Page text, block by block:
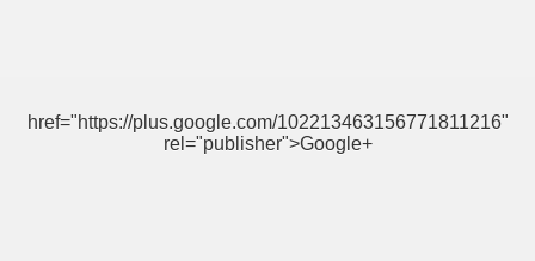
href="https://plus.google.com/102213463156771811216"
rel="publisher">Google+